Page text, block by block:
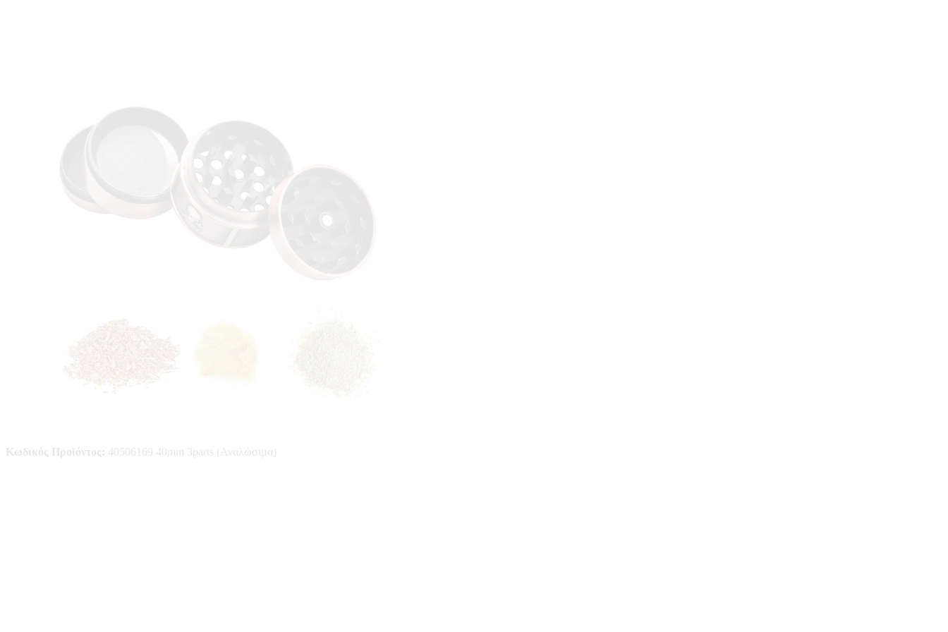
Κωδικός Προϊόντος: 40506169 40mm 3parts (Αναλώσιμα)